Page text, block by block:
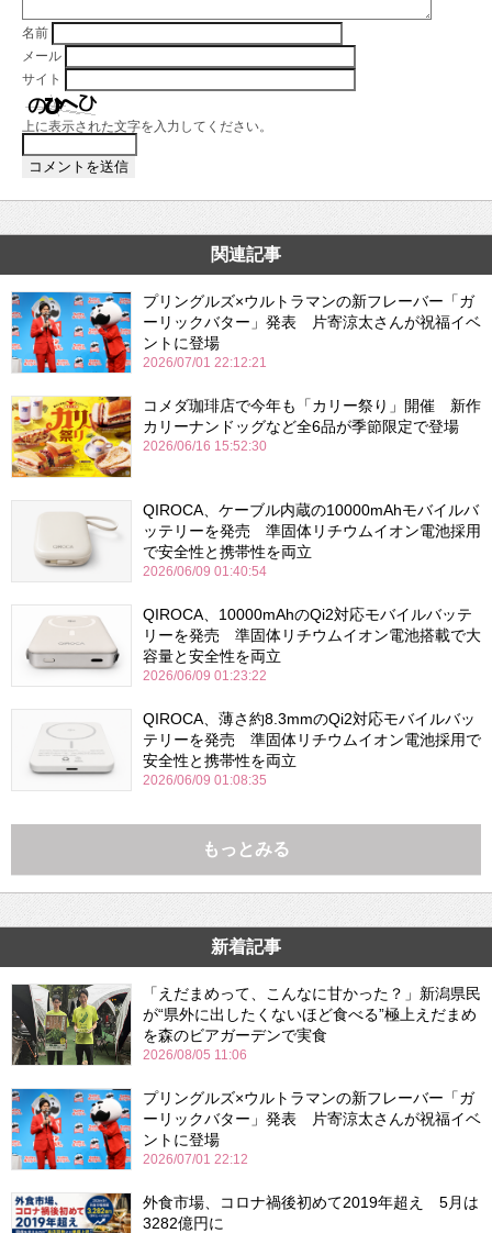
名前
メール
サイト
上に表示された文字を入力してください。
関連記事
プリングルズ×ウルトラマンの新フレーバー「ガ
ーリックバター」発表 片寄涼太さんが祝福イベ
ントに登場
2026/07/01 22:12:21
コメダ珈琲店で今年も「カリー祭り」開催 新作
カリーナンドッグなど全6品が季節限定で登場
2026/06/16 15:52:30
QIROCA、ケーブル内蔵の10000mAhモバイルバ
ッテリーを発売 準固体リチウムイオン電池採用
で安全性と携帯性を両立
2026/06/09 01:40:54
QIROCA、10000mAhのQi2対応モバイルバッテ
リーを発売 準固体リチウムイオン電池搭載で大
容量と安全性を両立
2026/06/09 01:23:22
QIROCA、薄さ約8.3mmのQi2対応モバイルバッ
テリーを発売 準固体リチウムイオン電池採用で
安全性と携帯性を両立
2026/06/09 01:08:35
もっとみる
新着記事
「えだまめって、こんなに甘かった？」新潟県民
が“県外に出したくないほど食べる”極上えだまめ
を森のビアガーデンで実食
2026/08/05 11:06
プリングルズ×ウルトラマンの新フレーバー「ガ
ーリックバター」発表 片寄涼太さんが祝福イベ
ントに登場
2026/07/01 22:12
外食市場、コロナ禍後初めて2019年超え 5月は
3282億円に